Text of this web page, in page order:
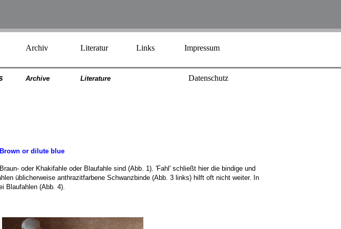
Archiv Literatur Links Impressum
Archive Literature Datenschutz
or dilute blue
oder Khakifahle oder Blaufahle sind (Abb. 1). 'Fahl' schließt hier die bindige und
üblicherweise anthrazitfarbene Schwanzbinde (Abb. 3 links) hilft oft nicht weiter. In
Blaufahlen (Abb. 4).